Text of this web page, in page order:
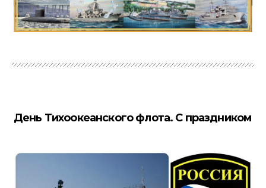
День Тихоокеанского флота. С праздником